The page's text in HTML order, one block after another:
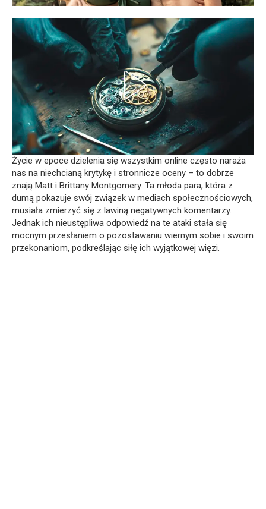
Życie w epoce dzielenia się wszystkim online często naraża
nas na niechcianą krytykę i stronnicze oceny – to dobrze
znają Matt i Brittany Montgomery. Ta młoda para, która z
dumą pokazuje swój związek w mediach społecznościowych,
musiała zmierzyć się z lawiną negatywnych komentarzy.
Jednak ich nieustępliwa odpowiedź na te ataki stała się
mocnym przesłaniem o pozostawaniu wiernym sobie i swoim
przekonaniom, podkreślając siłę ich wyjątkowej więzi.